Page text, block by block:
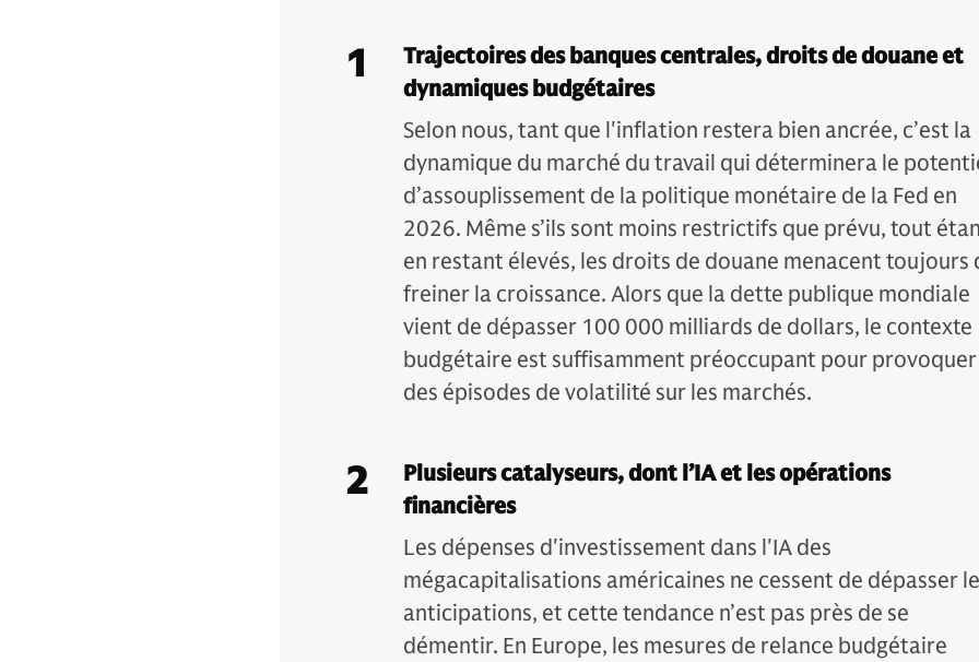
1
Trajectoires des banques centrales, droits de douane et
dynamiques budgétaires
Selon nous, tant que l'inflation restera bien ancrée, c’est la
dynamique du marché du travail qui déterminera le
d’assouplissement de la politique monétaire de la Fed en
2026. Même s’ils sont moins restrictifs que prévu, tout
en restant élevés, les droits de douane menacent toujours
freiner la croissance. Alors que la dette publique mondiale
vient de dépasser 100 000 milliards de dollars, le contexte
budgétaire est suffisamment préoccupant pour provoquer
des épisodes de volatilité sur les marchés.
2
Plusieurs catalyseurs, dont l’IA et les opérations
financières
Les dépenses d'investissement dans l'IA des
mégacapitalisations américaines ne cessent de dépasser
anticipations, et cette tendance n’est pas près de se
démentir. En Europe, les mesures de relance budgétaire